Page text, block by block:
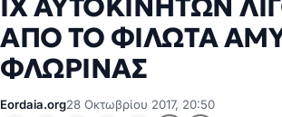
ΙΧ ΑΥΤΟΚΙΝΗΤΩΝ
ΑΠΟ ΤΟ ΦΙΛΩΤΑ
ΦΛΩΡΙΝΑΣ
Eordaia.org28 Οκτωβρίου 2017, 20:50